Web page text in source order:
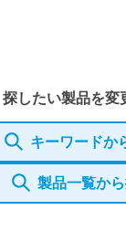
探したい製品を変
キーワードか
製品一覧か